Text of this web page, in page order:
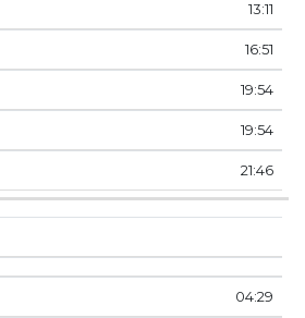
13:11
16:51
19:54
19:54
21:46
04:29